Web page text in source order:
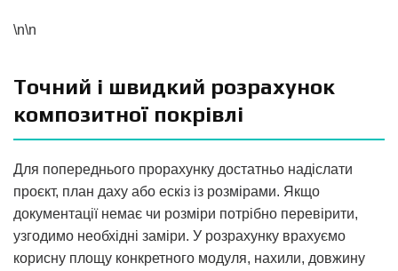
\n\n
Точний і швидкий розрахунок
композитної покрівлі
Для попереднього прорахунку достатньо надіслати
проєкт, план даху або ескіз із розмірами. Якщо
документації немає чи розміри потрібно перевірити,
узгодимо необхідні заміри. У розрахунку врахуємо
корисну площу конкретного модуля, нахили, довжину